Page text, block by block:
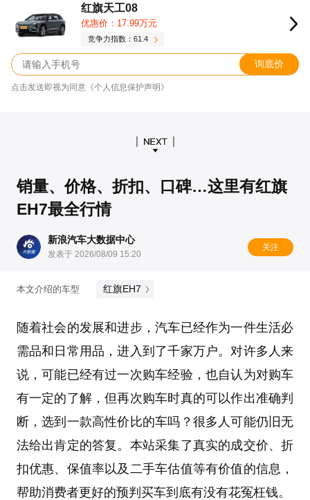
红旗天工08
优惠价：17.99万元
竞争力指数：61.4
询底价
点击发送即视为同意《个人信息保护声明》
销量、价格、折扣、口碑…这里有红旗
EH7最全行情
新浪汽车大数据中心
发表于 2026/08/09 15:20
关注
本文介绍的车型 红旗EH7
随着社会的发展和进步，汽车已经作为一件生活必
需品和日常用品，进入到了千家万户。对许多人来
说，可能已经有过一次购车经验，也自认为对购车
有一定的了解，但再次购车时真的可以作出准确判
断，选到一款高性价比的车吗？很多人可能仍旧无
法给出肯定的答复。本站采集了真实的成交价、折
扣优惠、保值率以及二手车估值等有价值的信息，
帮助消费者更好的预判买车到底有没有花冤枉钱。